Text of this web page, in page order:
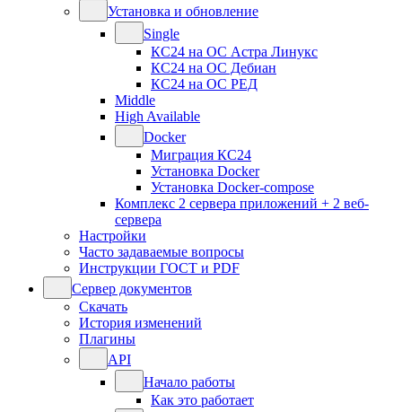
Установка и обновление
Single
КС24 на ОС Астра Линукс
КС24 на ОС Дебиан
КС24 на ОС РЕД
Middle
High Available
Docker
Миграция КС24
Установка Docker
Установка Docker-compose
Комплекс 2 сервера приложений + 2 веб-
сервера
Настройки
Часто задаваемые вопросы
Инструкции ГОСТ и PDF
Сервер документов
Скачать
История изменений
Плагины
API
Начало работы
Как это работает